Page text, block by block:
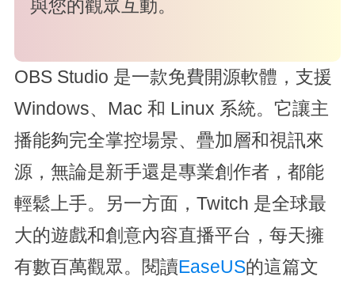
與您的觀眾互動。
OBS Studio 是一款免費開源軟體，支援
Windows、Mac 和 Linux 系統。它讓主
播能夠完全掌控場景、疊加層和視訊來
源，無論是新手還是專業創作者，都能
輕鬆上手。另一方面，Twitch 是全球最
大的遊戲和創意內容直播平台，每天擁
有數百萬觀眾。閱讀EaseUS的這篇文